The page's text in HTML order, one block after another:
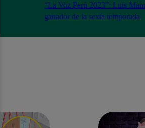
“La Voz Perú 2023”: Luis
ganador de la sexta temporada